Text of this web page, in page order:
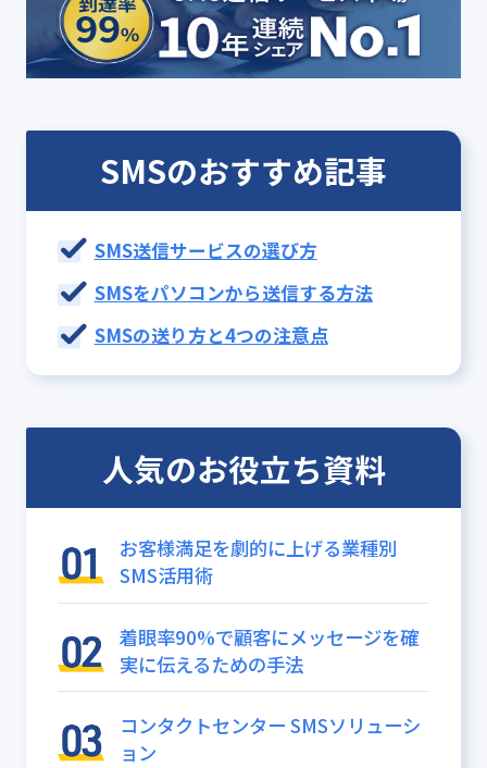
SMSのおすすめ記事
SMS送信サービスの選び方
SMSをパソコンから送信する方法
SMSの送り方と4つの注意点
人気のお役立ち資料
お客様満足を劇的に上げる業種別
SMS活用術
着眼率90%で顧客にメッセージを確
実に伝えるための手法
コンタクトセンター SMSソリューシ
ョン